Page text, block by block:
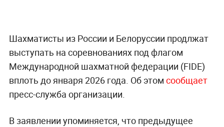
Шахматисты из России и Белоруссии продлжат
выступать на соревнованиях под флагом
Международной шахматной федерации (FIDE)
вплоть до января 2026 года. Об этом сообщает
пресс-служба организации.
В заявлении упоминяется, что предыдущее